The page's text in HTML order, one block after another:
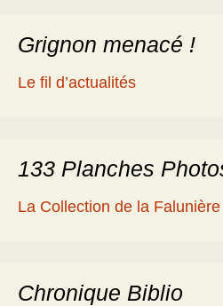
Grignon menacé !
Le fil d’actualités
133 Planches
La Collection de la Falunière
Chronique Biblio